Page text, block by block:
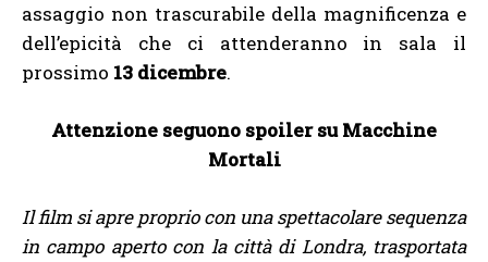
assaggio non trascurabile della magnificenza e
dell’epicità che ci attenderanno in sala il
prossimo 13 dicembre.
Attenzione seguono spoiler su Macchine
Mortali
Il film si apre proprio con una spettacolare sequenza
in campo aperto con la città di Londra, trasportata